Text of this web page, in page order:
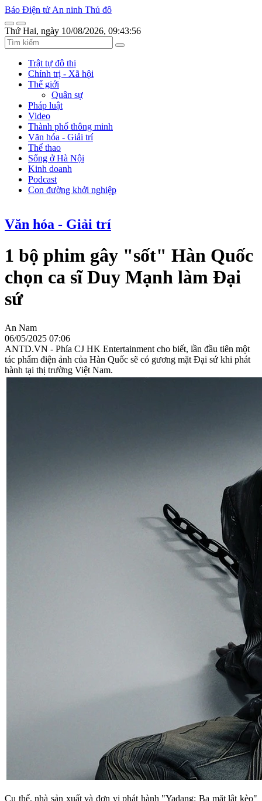
Báo Điện tử An ninh Thủ đô
Thứ Hai, ngày 10/08/2026, 09:43:56
Trật tự đô thị
Chính trị - Xã hội
Thế giới
Quân sự
Pháp luật
Video
Thành phố thông minh
Văn hóa - Giải trí
Thể thao
Sống ở Hà Nội
Kinh doanh
Podcast
Con đường khởi nghiệp
Văn hóa - Giải trí
1 bộ phim gây "sốt" Hàn Quốc
chọn ca sĩ Duy Mạnh làm Đại
sứ
An Nam
06/05/2025 07:06
ANTD.VN - Phía CJ HK Entertainment cho biết, lần đầu tiên một
tác phẩm điện ảnh của Hàn Quốc sẽ có gương mặt Đại sứ khi phát
hành tại thị trường Việt Nam.
Cụ thể, nhà sản xuất và đơn vị phát hành "Yadang: Ba mặt lật kèo"